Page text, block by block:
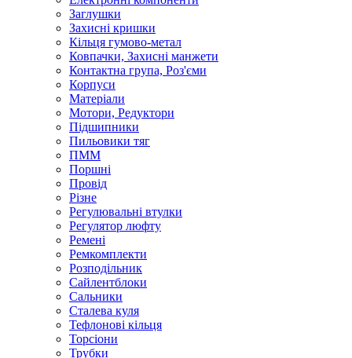
Заглушки
Захисні кришки
Кільця гумово-метал
Ковпачки, Захисні манжети
Контактна група, Роз'єми
Корпуси
Матеріали
Мотори, Редуктори
Підшипники
Пильовики тяг
ПММ
Поршні
Провід
Різне
Регулювальні втулки
Регулятор люфту
Ремені
Ремкомплекти
Розподільник
Сайлентблоки
Сальники
Сталева куля
Тефлонові кільця
Торсіони
Трубки